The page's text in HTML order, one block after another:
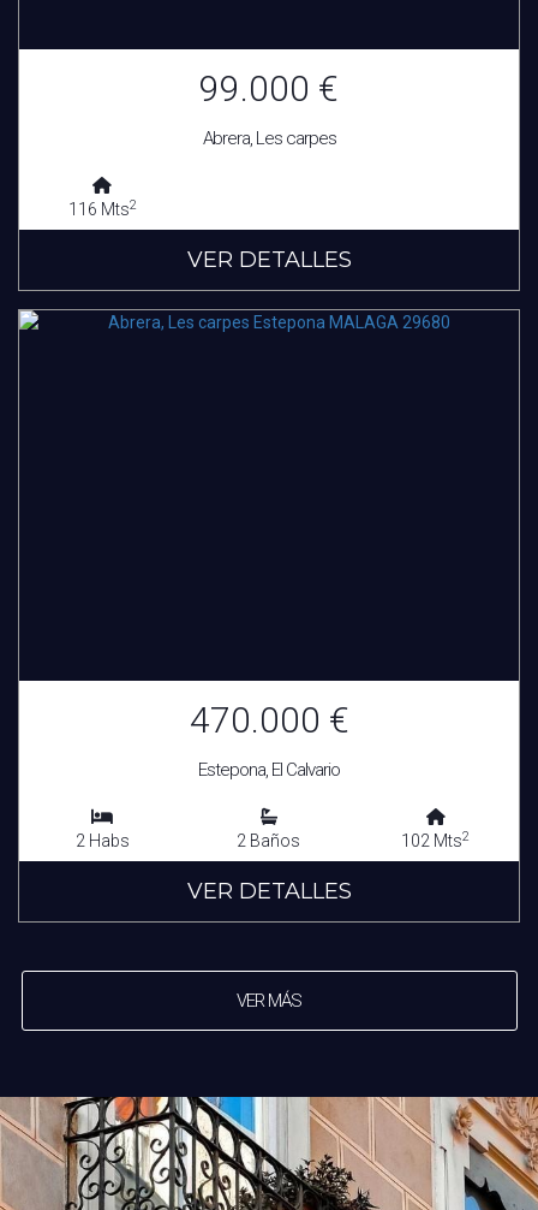
99.000 €
Abrera, Les carpes
116 Mts2
VER DETALLES
470.000 €
Estepona, El Calvario
2 Habs 2 Baños 102 Mts2
VER DETALLES
VER MÁS